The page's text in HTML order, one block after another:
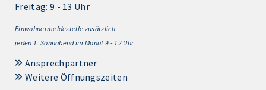
Freitag: 9 - 13 Uhr
Einwohnermeldestelle zusätzlich
jeden 1. Sonnabend im Monat 9 - 12 Uhr
Ansprechpartner
Weitere Öffnungszeiten